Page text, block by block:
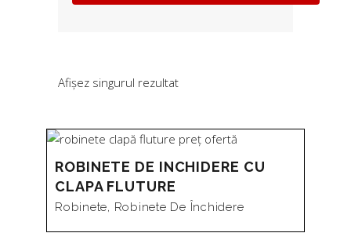
Afișez singurul rezultat
ROBINETE DE INCHIDERE CU
CLAPA FLUTURE
Robinete, Robinete De Închidere